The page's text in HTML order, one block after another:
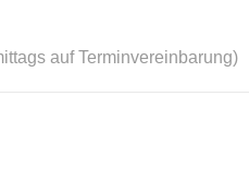
auf Terminvereinbarung)